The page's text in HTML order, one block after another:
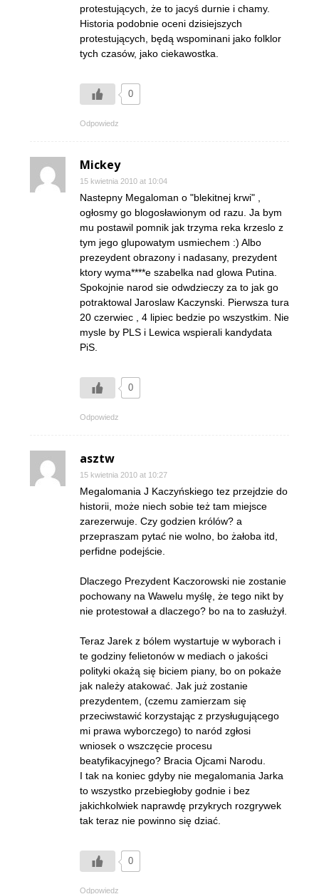
protestujących, że to jacyś durnie i chamy.
Historia podobnie oceni dzisiejszych
protestujących, będą wspominani jako folklor
tych czasów, jako ciekawostka.
0
Odpowiedz
Mickey
15 kwietnia 2010 at 10:04
Nastepny Megaloman o "blekitnej krwi" ,
ogłosmy go blogosławionym od razu. Ja bym
mu postawil pomnik jak trzyma reka krzeslo z
tym jego glupowatym usmiechem :) Albo
prezeydent obrazony i nadasany, prezydent
ktory wyma****e szabelka nad glowa Putina.
Spokojnie narod sie odwdzieczy za to jak go
potraktowal Jaroslaw Kaczynski. Pierwsza tura
20 czerwiec , 4 lipiec bedzie po wszystkim. Nie
mysle by PLS i Lewica wspierali kandydata
PiS.
0
Odpowiedz
asztw
15 kwietnia 2010 at 10:27
Megalomania J Kaczyńskiego tez przejdzie do
historii, może niech sobie też tam miejsce
zarezerwuje. Czy godzien królów? a
przepraszam pytać nie wolno, bo żałoba itd,
perfidne podejście.
Dlaczego Prezydent Kaczorowski nie zostanie
pochowany na Wawelu myślę, że tego nikt by
nie protestował a dlaczego? bo na to zasłużył.
Teraz Jarek z bólem wystartuje w wyborach i
te godziny felietonów w mediach o jakości
polityki okażą się biciem piany, bo on pokaże
jak należy atakować. Jak już zostanie
prezydentem, (czemu zamierzam się
przeciwstawić korzystając z przysługującego
mi prawa wyborczego) to naród zgłosi
wniosek o wszczęcie procesu
beatyfikacyjnego? Bracia Ojcami Narodu.
I tak na koniec gdyby nie megalomania Jarka
to wszystko przebiegłoby godnie i bez
jakichkolwiek naprawdę przykrych rozgrywek
tak teraz nie powinno się dziać.
0
Odpowiedz